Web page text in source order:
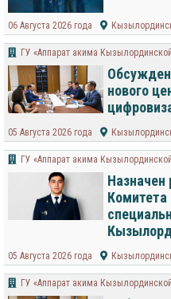
06 Августа 2026 года
ГУ «Аппарат акима
Обсужден
нового
05 Августа 2026 года
ГУ «Аппарат акима
Назначен
Комитета
05 Августа 2026 года
ГУ «Аппарат акима